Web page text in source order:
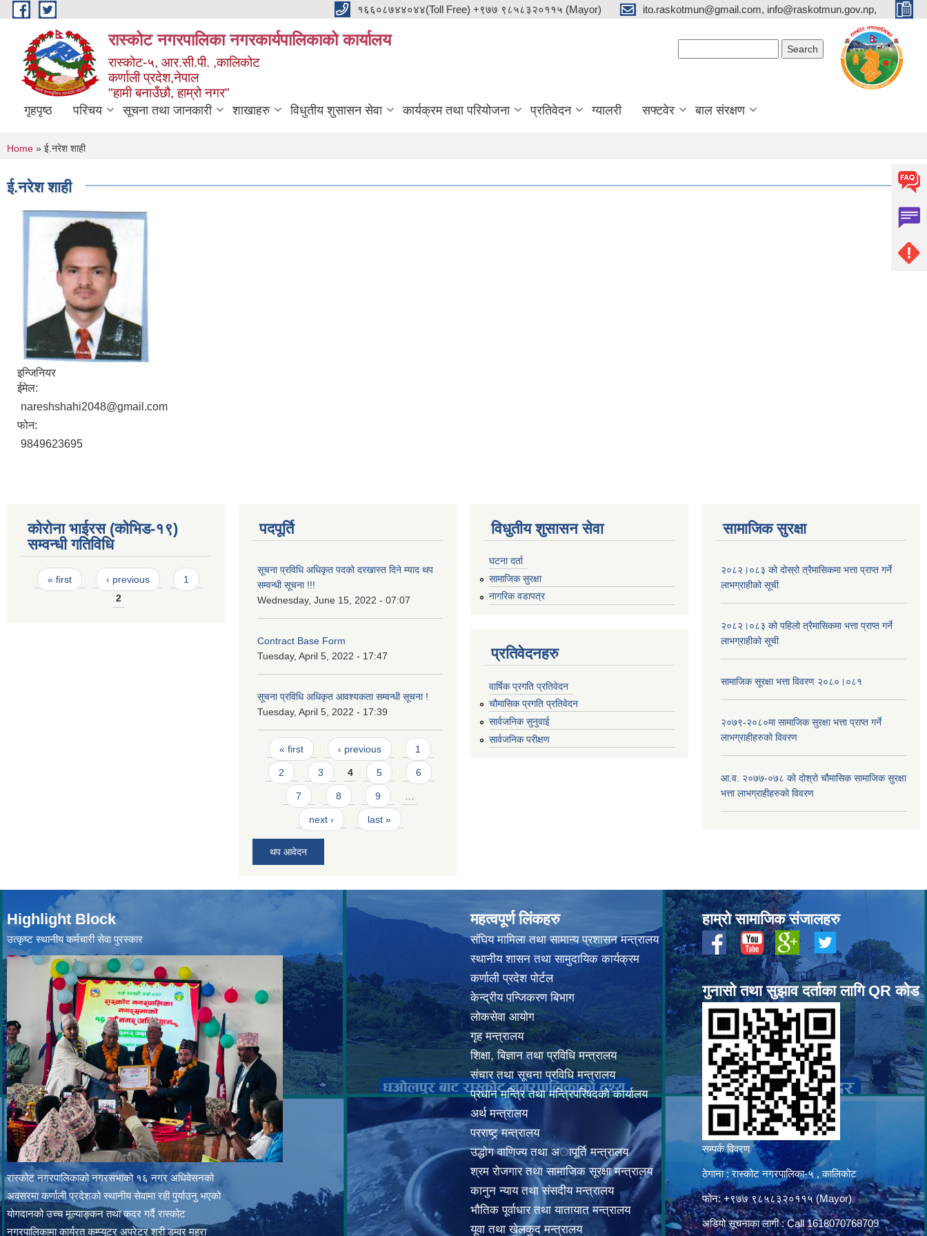
Skip to main content १६६०८७४४०४४(Toll Free) +९७७ ९८५८३२०११५ (Mayor) ito.raskotmun@gmail.com, info@raskotmun.gov.np,
रास्कोट नगरपालिका नगरकार्यपालिकाको कार्यालय
रास्कोट-५, आर.सी.पी. ,कालिकोट
कर्णाली प्रदेश,नेपाल
"हामी बनाउँछौ, हाम्रो नगर"
गृहपृष्ठ परिचय सूचना तथा जानकारी शाखाहरु विधुतीय शुसासन सेवा कार्यक्रम तथा परियोजना प्रतिवेदन ग्यालरी सफ्टवेर बाल संरक्षण
You are here
Home » ई.नरेश शाही
ई.नरेश शाही
इन्जिनियर
ईमेल:
nareshshahi2048@gmail.com
फोन:
9849623695
कोरोना भाईरस (कोभिड-१९)
सम्वन्धी गतिविधि
Pages
« first ‹ previous
1
2
पदपूर्ति
सूचना प्रविधि अधिकृत पदको दरखास्त दिने म्याद थप
सम्वन्धी सूचना !!!
Wednesday, June 15, 2022 - 07:07
Contract Base Form
Tuesday, April 5, 2022 - 17:47
सूचना प्रविधि अधिकृत आवश्यकता सम्वन्धी सूचना !
Tuesday, April 5, 2022 - 17:39
Pages
« first ‹ previous 1
2 3 4 5 6
7 8 9
next › last »
थप आवेदन
विधुतीय शुसासन सेवा
घटना दर्ता
सामाजिक सुरक्षा
नागरिक वडापत्र
प्रतिवेदनहरु
वार्षिक प्रगति प्रतिवेदन
चौमासिक प्रगति प्रतिवेदन
सार्वजनिक सुनुवाई
सार्वजनिक परीक्षण
सामाजिक सुरक्षा
२०८२।०८३ को दोस्रो त्रैमासिकमा भत्ता प्राप्‍त गर्ने
लाभग्राहीको सूची
२०८२।०८३ को पहिलो त्रैमासिकमा भत्ता प्राप्‍त गर्ने
लाभग्राहीको सूची
सामाजिक सूरक्षा भत्ता विवरण २०८०।०८१
२०७९-२०८०मा सामाजिक सुरक्षा भत्ता प्राप्त गर्ने
लाभग्राहीहरुको विवरण
आ.व. २०७७-०७८ को दोश्रो चौमासिक सामाजिक सुरक्षा
भत्ता लाभग्राहीहरुको विवरण
Highlight Block
उत्‍कृष्ट स्थानीय कर्मचारी सेवा पुरस्कार
रास्कोट नगरपालिकाको नगरसभाको १६ नगर अधिवेसनको
अवसरमा कर्णाली प्रदेशको स्थानीय सेवामा रही पुर्याउनु भएको
योगदानको उच्च मूल्याङ्कन तथा कदर गर्दै रास्कोट
नगरपालिकामा कार्यरत कम्प्युटर अपरेटर श्री डम्वर महरा
महत्वपूर्ण लिंकहरु
संघिय मामिला तथा सामान्य प्रशासन मन्त्रालय
स्थानीय शासन तथा सामुदायिक कार्यक्रम
कर्णाली प्रदेश पोर्टल
केन्द्रीय पन्जिकरण बिभाग
लोकसेवा आयोग
गृह मन्त्रालय
शिक्षा, बिज्ञान तथा प्रविधि मन्त्रालय
संचार तथा सूचना प्रविधि मन्त्रालय
प्रधान मन्त्रि तथा मन्त्रिपरिषदको कार्यालय
अर्थ मन्त्रालय
परराष्ट्र् मन्त्रालय
उद्धोग वाणिज्य तथा अापूर्ति मन्त्रालय
श्रम रोजगार तथा सामाजिक सूरक्षा मन्त्रालय
कानुन न्याय तथा संसदीय मन्त्रालय
भाैतिक पूर्वाधार तथा यातायात मन्त्रालय
यूवा तथा खेलकुद मन्त्रालय
हाम्रो सामाजिक संजालहरु
गुनासो तथा सुझाव दर्ताका लागि QR कोड
सम्पर्क विवरण
ठेगाना : रास्कोट नगरपालिका-५ , कालिकोट
फोन: +९७७ ९८५८३२०११५ (Mayor)
अडियो सूचनाका लागी : Call 1618070768709